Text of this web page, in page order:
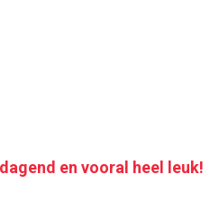
en vooral heel leuk!